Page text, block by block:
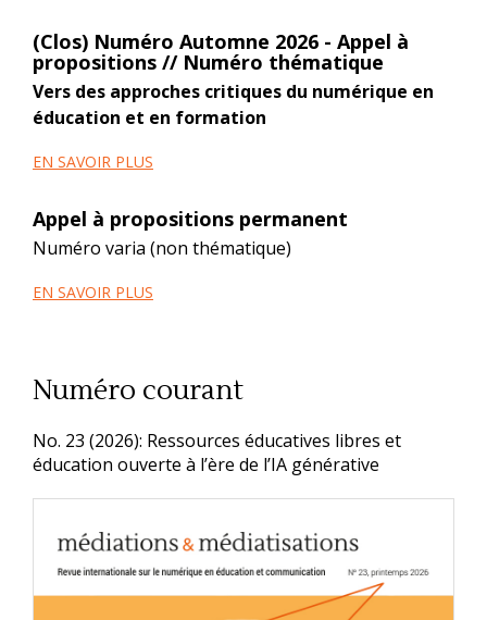
(Clos) Numéro Automne 2026 - Appel à
propositions // Numéro thématique
Vers des approches critiques du numérique en
éducation et en formation
EN SAVOIR PLUS
Appel à propositions permanent
Numéro varia (non thématique)
EN SAVOIR PLUS
Numéro courant
No. 23 (2026): Ressources éducatives libres et
éducation ouverte à l’ère de l’IA générative